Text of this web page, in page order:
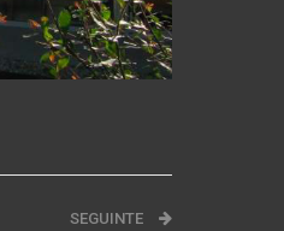
SEGUINTE